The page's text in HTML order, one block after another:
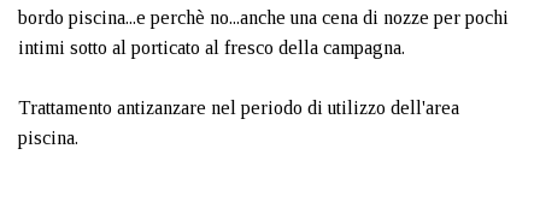
bordo piscina...e perchè no...anche una cena di nozze per pochi
intimi sotto al porticato al fresco della campagna.
Trattamento antizanzare nel periodo di utilizzo dell'area
piscina.